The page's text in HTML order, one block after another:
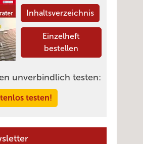
Inhaltsverzeichnis
Einzelheft
bestellen
unverbindlich testen:
testen!